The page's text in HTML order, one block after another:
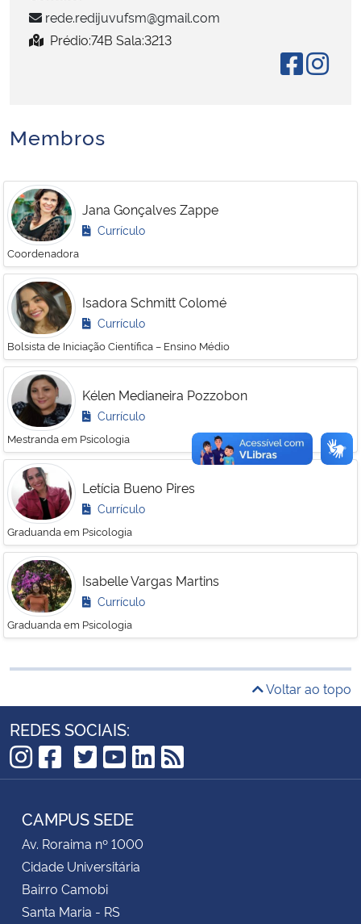
Secretaria-Geral
Banco Central do Brasil
Planalto
rede.redijuvufsm@gmail.com
Prédio:74B Sala:3213
Membros
Jana Gonçalves Zappe
Currículo
Coordenadora
Isadora Schmitt Colomé
Currículo
Bolsista de Iniciação Científica – Ensino Médio
Kélen Medianeira Pozzobon
Currículo
Mestranda em Psicologia
Letícia Bueno Pires
Currículo
Graduanda em Psicologia
Isabelle Vargas Martins
Currículo
Graduanda em Psicologia
Voltar ao topo
REDES SOCIAIS:
Instagram
Facebook
TikTok
Twitter
YouTube
LinkedIn
RSS
CAMPUS SEDE
Av. Roraima nº 1000
Cidade Universitária
Bairro Camobi
Santa Maria - RS